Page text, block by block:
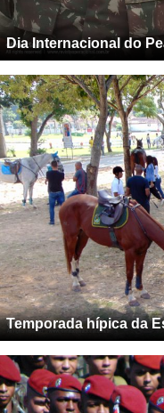
Dia Internacional do
Temporada hípica da